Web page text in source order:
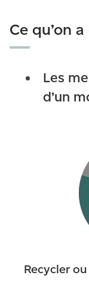
Ce qu’on
Les
d’un
Recycler